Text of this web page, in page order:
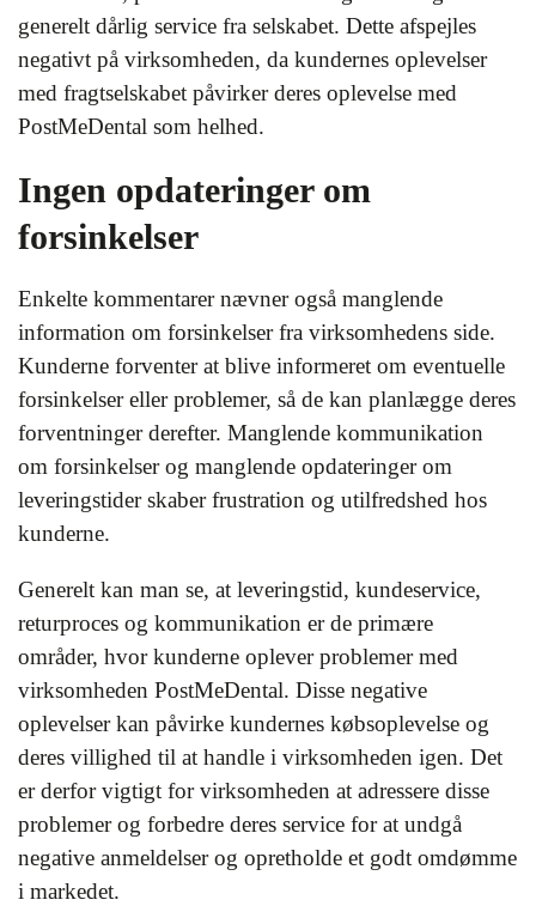
generelt dårlig service fra selskabet. Dette afspejles
negativt på virksomheden, da kundernes oplevelser
med fragtselskabet påvirker deres oplevelse med
PostMeDental som helhed.
Ingen opdateringer om
forsinkelser
Enkelte kommentarer nævner også manglende
information om forsinkelser fra virksomhedens side.
Kunderne forventer at blive informeret om eventuelle
forsinkelser eller problemer, så de kan planlægge deres
forventninger derefter. Manglende kommunikation
om forsinkelser og manglende opdateringer om
leveringstider skaber frustration og utilfredshed hos
kunderne.
Generelt kan man se, at leveringstid, kundeservice,
returproces og kommunikation er de primære
områder, hvor kunderne oplever problemer med
virksomheden PostMeDental. Disse negative
oplevelser kan påvirke kundernes købsoplevelse og
deres villighed til at handle i virksomheden igen. Det
er derfor vigtigt for virksomheden at adressere disse
problemer og forbedre deres service for at undgå
negative anmeldelser og opretholde et godt omdømme
i markedet.